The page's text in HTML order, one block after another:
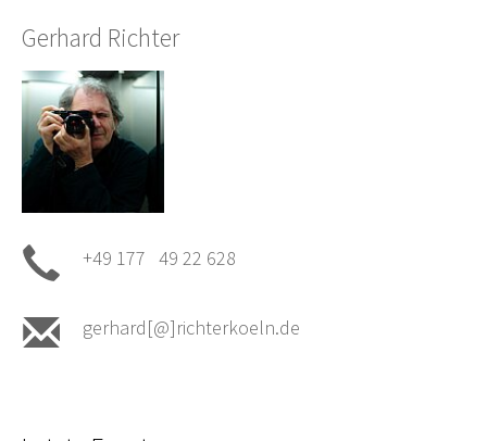
Gerhard Richter
+49 177 49 22 628
gerhard[@]richterkoeln.de